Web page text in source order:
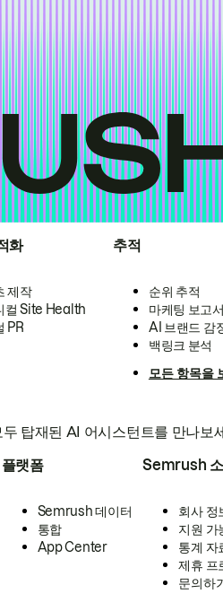
화
제작
컬 Site Health
PR
추적
순위 추적
마케팅 보고
AI 브랜드 감
백링크 분석
모든 항목을
탑재된 AI 어시스턴트를 만나보
플랫폼
Semrush 데이터
통합
App Center
Semrush
회사 정
지원 가
통계 자
제휴 프
문의하